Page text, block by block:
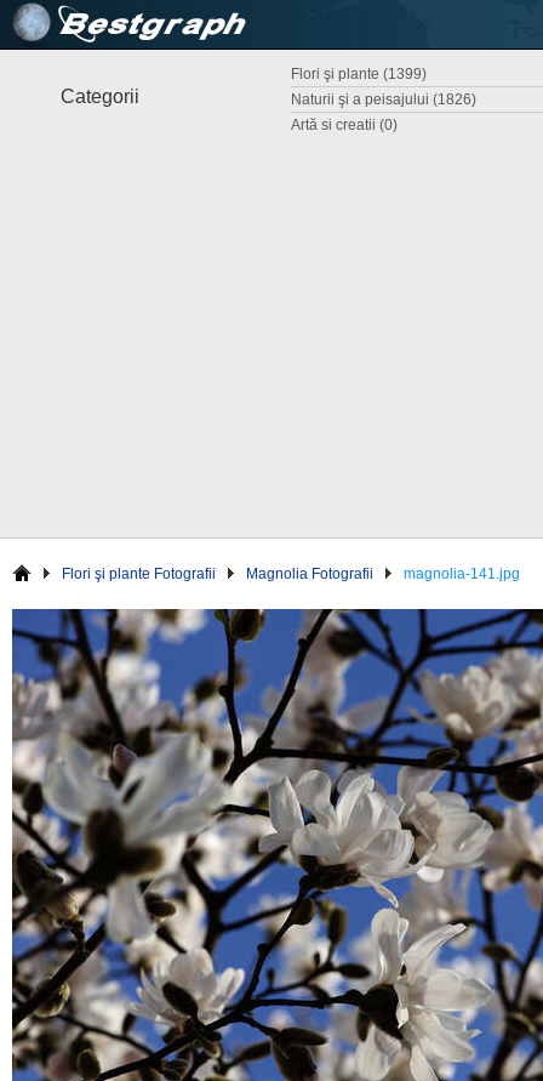
Categorii
Flori şi plante (1399)
Naturii şi a peisajului (1826)
Artă si creatii (0)
Flori şi plante Fotografii Magnolia Fotografii magnolia-141.jpg